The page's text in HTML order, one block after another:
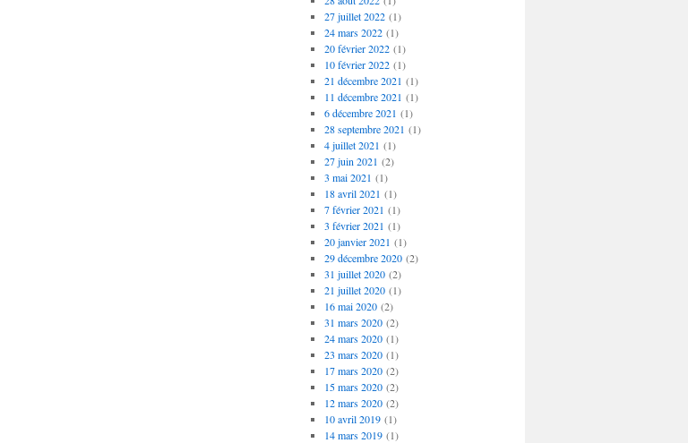
27 juillet 2022(1)
24 mars 2022(1)
20 février 2022(1)
10 février 2022(1)
21 décembre 2021 (1)
11 décembre 2021 (1)
6 décembre 2021 (1)
28 septembre 2021 (1)
4 juillet 2021 (1)
27 juin 2021 (2)
3 mai 2021 (1)
18 avril 2021 (1)
7 février 2021 (1)
3 février 2021 (1)
20 janvier 2021 (1)
29 décembre 2020(2)
31 juillet 2020(2)
21 juillet 2020(1)
16 mai 2020(2)
31 mars 2020(2)
24 mars 2020(1)
23 mars 2020(1)
17 mars 2020(2)
15 mars 2020(2)
12 mars 2020(2)
10 avril 2019(1)
14 mars 2019(1)